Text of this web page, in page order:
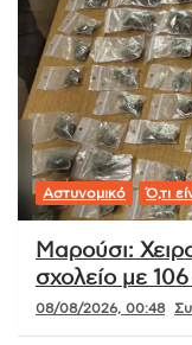
Αστυνομικό Ό,τι
Μαρούσι:
σχολείο με
08/08/2026, 00:48